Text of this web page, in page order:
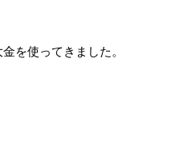
を使ってきました。